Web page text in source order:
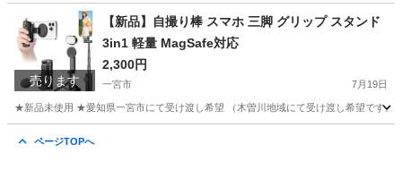
一宮市 その他
売ります
【新品】自撮り棒 スマホ 三脚 グリップ スタンド
3in1 軽量 MagSafe対応
2,300円
一宮市 7月19日
★新品未使用 ★愛知県一宮市にて受け渡し希望 （木曽川地域にて受け渡し希望です
ページTOPへ